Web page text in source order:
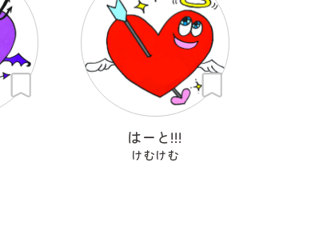
はーと!!!
けむけむ